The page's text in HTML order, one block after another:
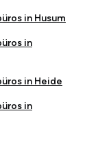
in Husum
in
in Heide
in